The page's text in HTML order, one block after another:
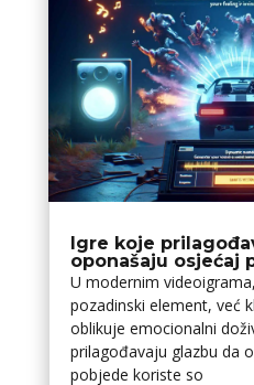
Igre koje
oponašaju osjećaj
U modernim
pozadinski element, već
oblikuje emocionalni
prilagođavaju glazbu da
pobjede koriste so